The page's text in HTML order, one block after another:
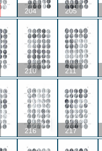
204 205
210 211
216 217